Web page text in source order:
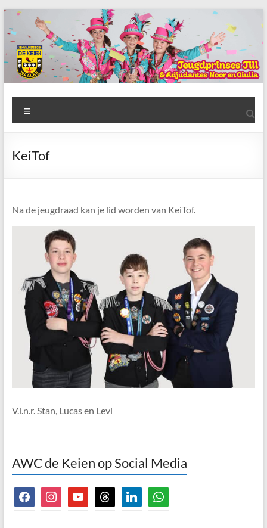
Ga
naar
de
inhoud
AWC
de
Keien
De
Keien
KeiTof
Na de jeugdraad kan je lid worden van KeiTof.
V.l.n.r. Stan, Lucas en Levi
AWC de Keien op Social Media
facebookinstagramyoutubethreads linkedinwhatsapp